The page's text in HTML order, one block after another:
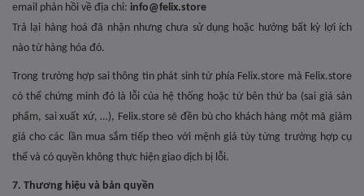
email phản hồi về địa chỉ: info@felix.store
Trả lại hàng hoá đã nhận nhưng chưa sử dụng hoặc hưởng bất kỳ lợi ích
nào từ hàng hóa đó.
Trong trường hợp sai thông tin phát sinh từ phía Felix.store mà Felix.store
có thể chứng minh đó là lỗi của hệ thống hoặc từ bên thứ ba (sai giá sản
phẩm, sai xuất xứ, …), Felix.store sẽ đền bù cho khách hàng một mã giảm
giá cho các lần mua sắm tiếp theo với mệnh giá tùy từng trường hợp cụ
thể và có quyền không thực hiện giao dịch bị lỗi.
7. Thương hiệu và bản quyền